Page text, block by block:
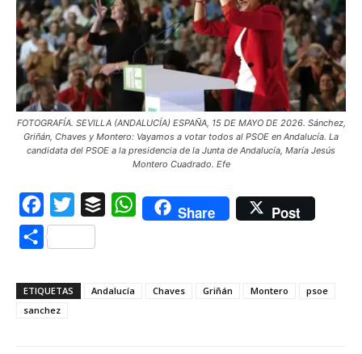
FOTOGRAFÍA. SEVILLA (ANDALUCÍA) ESPAÑA, 15 DE MAYO DE 2026. Sánchez,
Griñán, Chaves y Montero: Vayamos a votar todos al PSOE en Andalucía. La
candidata del PSOE a la presidencia de la Junta de Andalucía, María Jesús
Montero Cuadrado. Efe
Facebook
Twitter Buffer WhatsAppShare Post
Compartir
ETIQUETAS Andalucía Chaves Griñán Montero
psoe
sanchez